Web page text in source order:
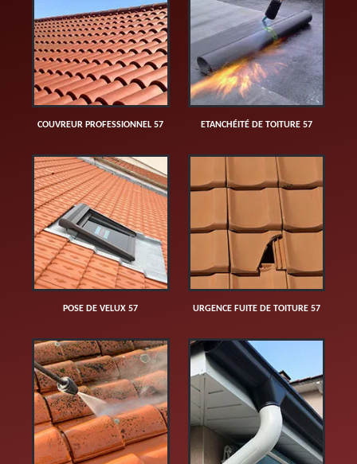
COUVREUR PROFESSIONNEL 57 ETANCHÉITÉ DE TOITURE 57
POSE DE VELUX 57 URGENCE FUITE DE TOITURE 57